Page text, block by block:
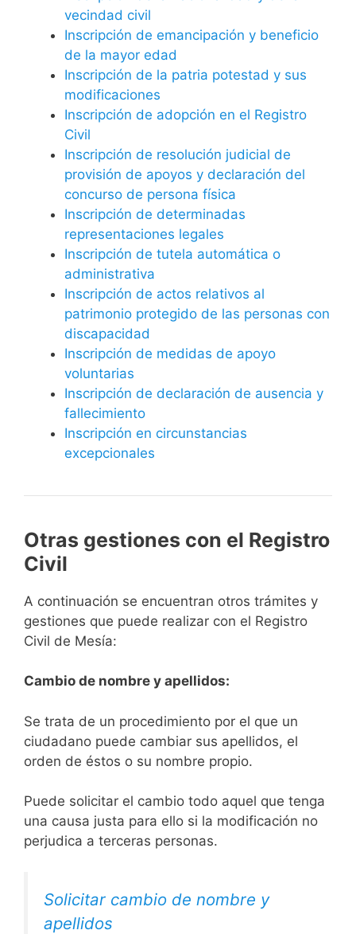
vecindad civil
Inscripción de emancipación y beneficio
de la mayor edad
Inscripción de la patria potestad y sus
modificaciones
Inscripción de adopción en el Registro
Civil
Inscripción de resolución judicial de
provisión de apoyos y declaración del
concurso de persona física
Inscripción de determinadas
representaciones legales
Inscripción de tutela automática o
administrativa
Inscripción de actos relativos al
patrimonio protegido de las personas con
discapacidad
Inscripción de medidas de apoyo
voluntarias
Inscripción de declaración de ausencia y
fallecimiento
Inscripción en circunstancias
excepcionales
Otras gestiones con el Registro
Civil
A continuación se encuentran otros trámites y
gestiones que puede realizar con el Registro
Civil de Mesía:
Cambio de nombre y apellidos:
Se trata de un procedimiento por el que un
ciudadano puede cambiar sus apellidos, el
orden de éstos o su nombre propio.
Puede solicitar el cambio todo aquel que tenga
una causa justa para ello si la modificación no
perjudica a terceras personas.
Solicitar cambio de nombre y
apellidos